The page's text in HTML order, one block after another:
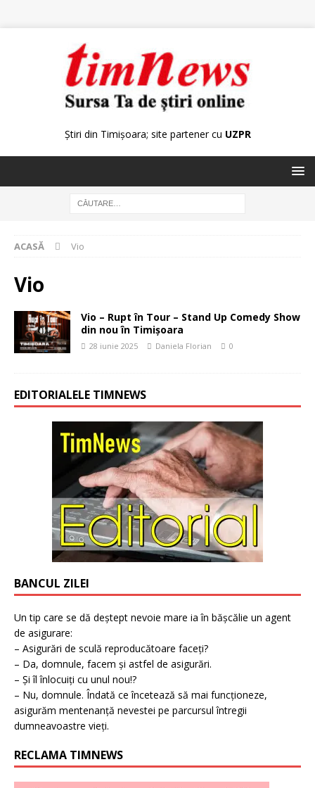
Știri din Timișoara; site partener cu UZPR
ACASĂ Vio
Vio
Vio – Rupt în Tour – Stand Up Comedy Show
din nou în Timișoara
28 iunie 2025 Daniela Florian 0
EDITORIALELE TIMNEWS
BANCUL ZILEI
Un tip care se dă deștept nevoie mare ia în bășcălie un agent
de asigurare:
– Asigurări de sculă reproducătoare faceți?
– Da, domnule, facem și astfel de asigurări.
– Și îl înlocuiți cu unul nou!?
– Nu, domnule. Îndată ce încetează să mai funcționeze,
asigurăm mentenanță nevestei pe parcursul întregii
dumneavoastre vieți.
RECLAMA TIMNEWS